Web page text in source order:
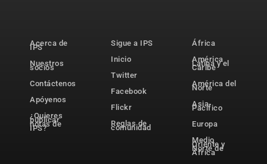
Acerca de
IPS
Nuestros
socios
Contáctenos
Apóyenos
¿Quieres
publicar
notas de
IPS?
Sigue a IPS
Inicio
Twitter
Facebook
Flickr
Reglas de
comunidad
África
América
Latina y el
Caribe
América del
Norte
Asia-
Pacífico
Europa
Medio
Oriente y
Norte de
África